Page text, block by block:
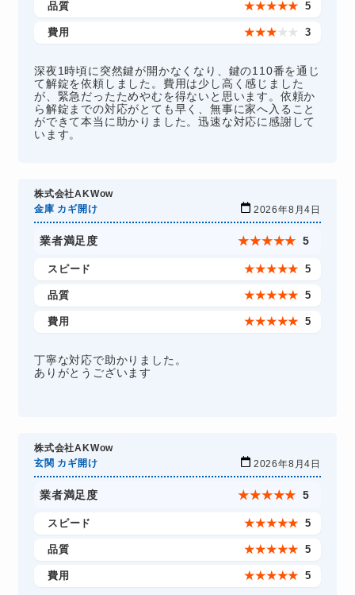
品質 ★★★★★ 5
費用 ★★★ ★ ★ 3
深夜1時頃に突然鍵が開かなくなり、鍵の110番を通じ
て解錠を依頼しました。費用は少し高く感じました
が、緊急だったためやむを得ないと思います。依頼か
ら解錠までの対応がとても早く、無事に家へ入ること
ができて本当に助かりました。迅速な対応に感謝して
います。
株式会社AKWow
金庫 カギ開け
2026年8月4日
業者満足度 ★★★★★ 5
スピード ★★★★★ 5
品質 ★★★★★ 5
費用 ★★★★★ 5
丁寧な対応で助かりました。
ありがとうございます
株式会社AKWow
玄関 カギ開け
2026年8月4日
業者満足度 ★★★★★ 5
スピード ★★★★★ 5
品質 ★★★★★ 5
費用 ★★★★★ 5